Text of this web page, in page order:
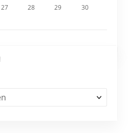
27 28 29
30